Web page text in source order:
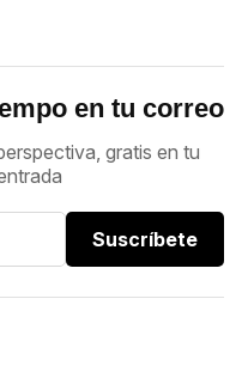
en tu correo
gratis en tu
Suscríbete